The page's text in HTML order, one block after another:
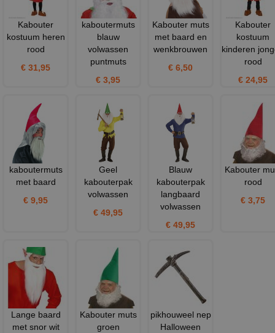
Kabouter
kostuum heren
rood
€ 31,95
kaboutermuts
blauw
volwassen
puntmuts
€ 3,95
Kabouter muts
met baard en
wenkbrouwen
€ 6,50
Kabouter
kostuum
kinderen
rood
€ 24,95
kaboutermuts
met baard
€ 9,95
Geel
kabouterpak
volwassen
€ 49,95
Blauw
kabouterpak
langbaard
volwassen
€ 49,95
Kabouter
rood
€ 3,75
Lange baard
met snor wit
Kabouter muts
groen
pikhouweel nep
Halloween